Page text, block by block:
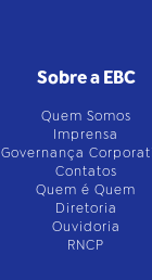
Sobre a EBC
Quem Somos
Imprensa
Governança
Contatos
Quem é Quem
Diretoria
Ouvidoria
RNCP